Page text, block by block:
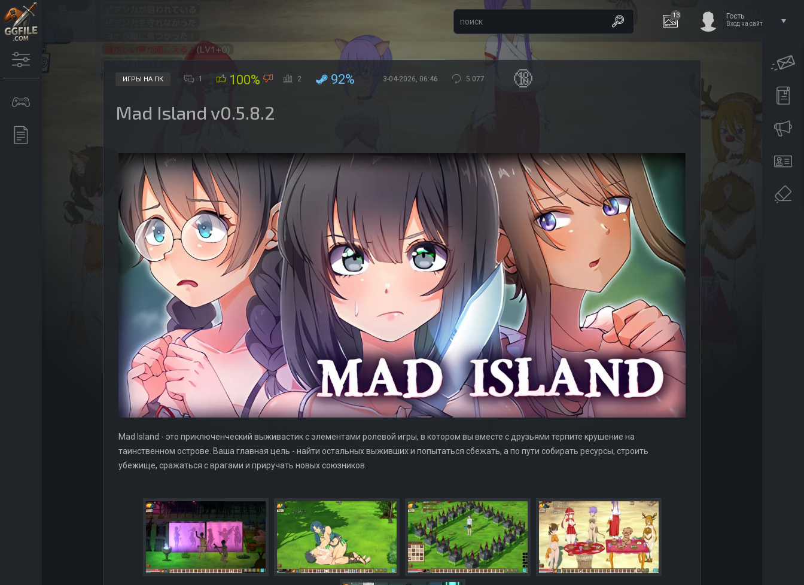
13 Гость
Вход на сайт
ИГРЫ НА ПК 1 100% 2 92% 3-04-2026, 06:46 5 077 🔞
Mad Island v0.5.8.2
Mad Island - это приключенческий выживастик с элементами ролевой игры, в котором вы вместе с друзьями терпите крушение на
таинственном острове. Ваша главная цель - найти остальных выживших и попытаться сбежать, а по пути собирать ресурсы, строить
убежище, сражаться с врагами и приручать новых союзников.